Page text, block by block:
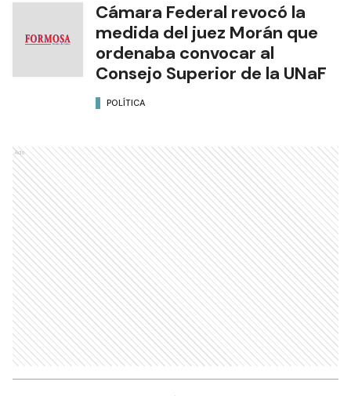
Cámara Federal revocó la
medida del juez Morán que
ordenaba convocar al
Consejo Superior de la UNaF
POLÍTICA
Ads